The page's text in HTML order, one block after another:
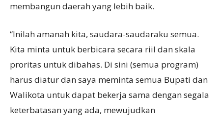
membangun daerah yang lebih baik.
“Inilah amanah kita, saudara-saudaraku semua.
Kita minta untuk berbicara secara riil dan skala
proritas untuk dibahas. Di sini (semua program)
harus diatur dan saya meminta semua Bupati dan
Walikota untuk dapat bekerja sama dengan segala
keterbatasan yang ada, mewujudkan